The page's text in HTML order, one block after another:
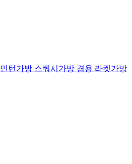
턴가방 스쿼시가방 겸용 라켓가방